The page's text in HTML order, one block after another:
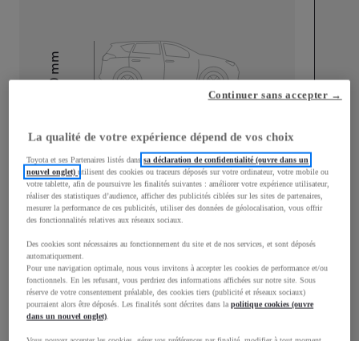
3 700mm
mm
Largeur
1 740 mm
Consommation mixte
La qualité de votre expérience dépend de vos choix
Toyota et ses Partenaires listés danssa déclaration de confidentialité (ouvre dans un
nouvel onglet)utilisent des cookies ou traceurs déposés sur votre ordinateur, votre mobile ou
votre tablette, afin de poursuivre les finalités suivantes : améliorer votre expérience utilisateur,
réaliser des statistiques d’audience, afficher des publicités ciblées sur les sites de partenaires,
mesurer la performance de ces publicités, utiliser des données de géolocalisation, vous offrir
des fonctionnalités relatives aux réseaux sociaux.
Des cookies sont nécessaires au fonctionnement du site et de nos services, et sont déposés
automatiquement.
Pour une navigation optimale, nous vous invitons à accepter les cookies de performance et/ou
fonctionnels. En les refusant, vous perdriez des informations affichées sur notre site. Sous
réserve de votre consentement préalable, des cookies tiers (publicité et réseaux sociaux)
pourraient alors être déposés. Les finalités sont décrites dans lapolitique cookies (ouvre
dans un nouvel onglet).
Continuer sans accepter →